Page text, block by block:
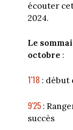
écouter
2024.
Le
octobre :
1'18 : début
9'25:
succès